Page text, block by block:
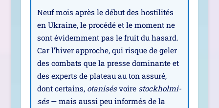
Neuf mois après le début des hos­ti­li­tés
en Ukraine, le pro­cé­dé et le moment ne
sont évi­dem­ment pas le fruit du hasard.
Car l’hiver approche, qui risque de geler
des com­bats que la presse domi­nante et
des experts de pla­teau au ton assu­ré,
dont cer­tains, ota­ni­sésvoire stock­hol­mi­
sés— mais aus­si peu infor­més de la